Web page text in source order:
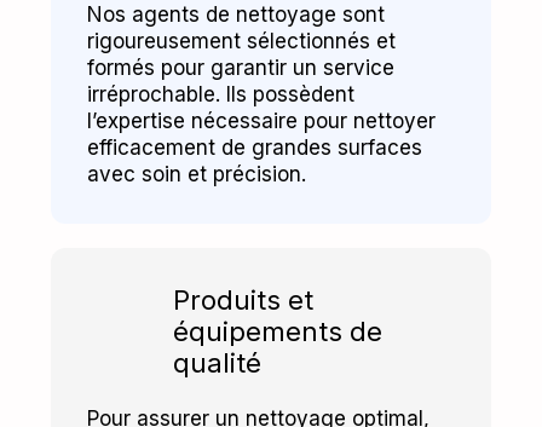
Nos agents de nettoyage sont
rigoureusement sélectionnés et
formés pour garantir un service
irréprochable. Ils possèdent
l’expertise nécessaire pour nettoyer
efficacement de grandes surfaces
avec soin et précision.
Produits et
équipements de
qualité
Pour assurer un nettoyage optimal,